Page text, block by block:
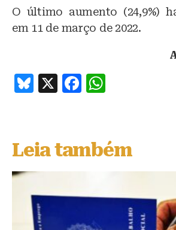
O último aumento (24,9%)
em 11 de março de 2022.
B
s
k
y
X
F
e
b
o
k
s
A
p
Leia também